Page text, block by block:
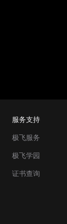
服务支持
极飞服务
极飞学园
证书查询